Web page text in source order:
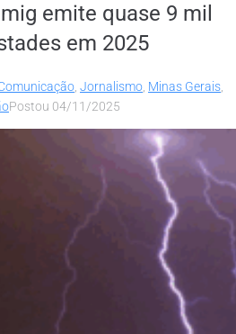
emite quase 9 mil
em 2025
Jornalismo Minas Gerais
Postou 04/11/2025